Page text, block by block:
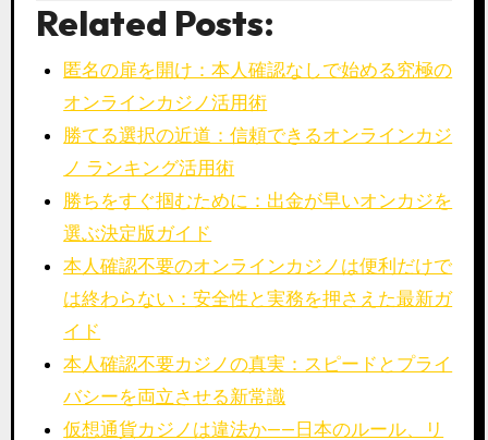
Related Posts:
匿名の扉を開け：本人確認なしで始める究極の
オンラインカジノ活用術
勝てる選択の近道：信頼できるオンラインカジ
ノ ランキング活用術
勝ちをすぐ掴むために：出金が早いオンカジを
選ぶ決定版ガイド
本人確認不要のオンラインカジノは便利だけで
は終わらない：安全性と実務を押さえた最新ガ
イド
本人確認不要カジノの真実：スピードとプライ
バシーを両立させる新常識
仮想通貨カジノは違法か——日本のルール、リ